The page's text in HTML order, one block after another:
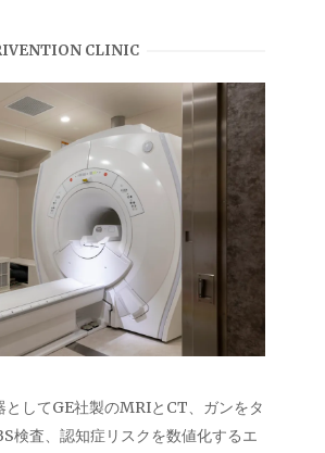
CLINIC
としてGE社製のMRIとCT、ガンをタ
検査、認知症リスクを数値化するエ